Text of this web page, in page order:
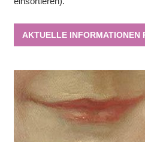
AKTUELLE INFORMATIONEN